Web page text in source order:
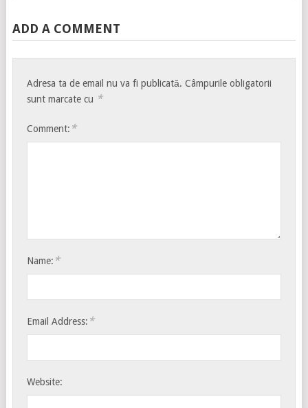
ADD A COMMENT
Adresa ta de email nu va fi publicată. Câmpurile obligatorii
sunt marcate cu *
Comment: *
Name: *
Email Address: *
Website: